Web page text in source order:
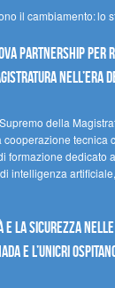
il cambiamento: lo
partnership
nell’era
della
tecnica
formazione dedicato
intelligenza
la sicurezza nelle
e l’UNICRI